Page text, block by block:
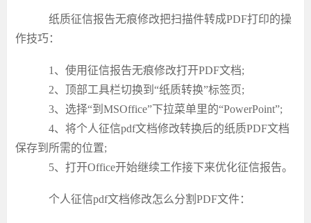
纸质征信报告无痕修改把扫描件转成PDF打印的操
作技巧 ：
1、使用征信报告无痕修改打开PDF文档;
2、顶部工具栏切换到“纸质转换”标签页;
3、选择“到MSOffice”下拉菜单里的“PowerPoint”;
4、将个人征信pdf文档修改转换后的纸质PDF文档
保存到所需的位置;
5、打开Office开始继续工作接下来优化征信报告。
个人征信pdf文档修改怎么分割 PDF文件：